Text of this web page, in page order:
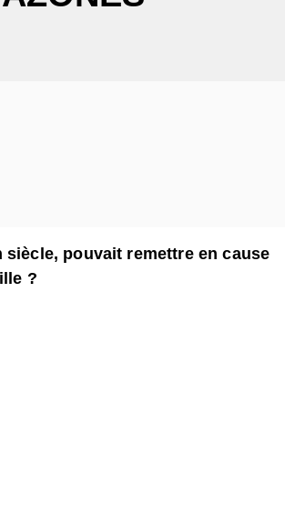
pouvait remettre en cause
?